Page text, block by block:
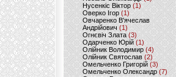
Нусенкіс Віктор (1)
Оверко Ігор (1)
Овчаренко В'ячеслав
Андрійович(1)
Огнєвіч Злата (3)
Одарченко Юрій(1)
Олійник Володимир (4)
Олійник Святослав (2)
Омельченко Григорій (3)
Омельченко Олександр(7)